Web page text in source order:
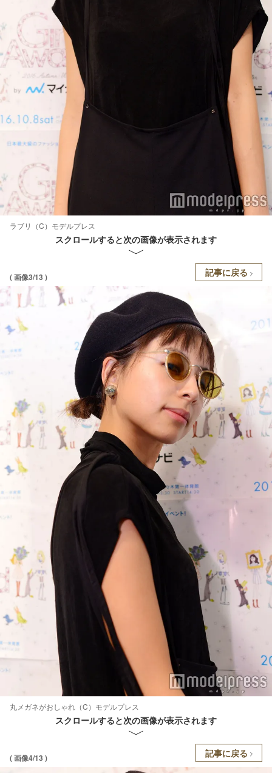
ラブリ（C）モデルプレス
スクロールすると次の画像が表示されます
( 画像3/13 ) 記事に戻る
丸メガネがおしゃれ（C）モデルプレス
スクロールすると次の画像が表示されます
( 画像4/13 ) 記事に戻る